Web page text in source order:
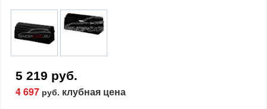
5 219 руб.
4 697 руб. клубная цена